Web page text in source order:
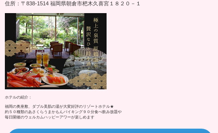
住所：〒838-1514 福岡県朝倉市杷木久喜宮１８２０－１
ホテルの紹介：
福岡の奥座敷、ダブル美肌の湯が大変好評のリゾートホテル★
約５０種類のあさくらうまかもんバイキング９０分食べ飲み放題や
毎日開催のウェルカムハッピーアワーが楽しめます